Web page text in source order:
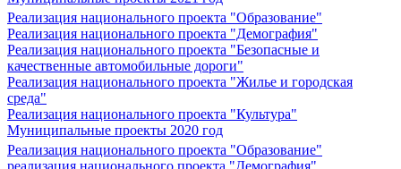
Реализация национального проекта "Образование"
Реализация национального проекта "Демография"
Реализация национального проекта "Безопасные и
качественные автомобильные дороги"
Реализация национального проекта "Жилье и городская
среда"
Реализация национального проекта "Культура"
Муниципальные проекты 2020 год
Реализация национального проекта "Образование"
реализация национального проекта "Демография"